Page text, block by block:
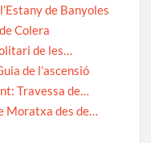
de Banyoles
Colera
de les…
de l’ascensió
Travessa de…
Moratxa des de…